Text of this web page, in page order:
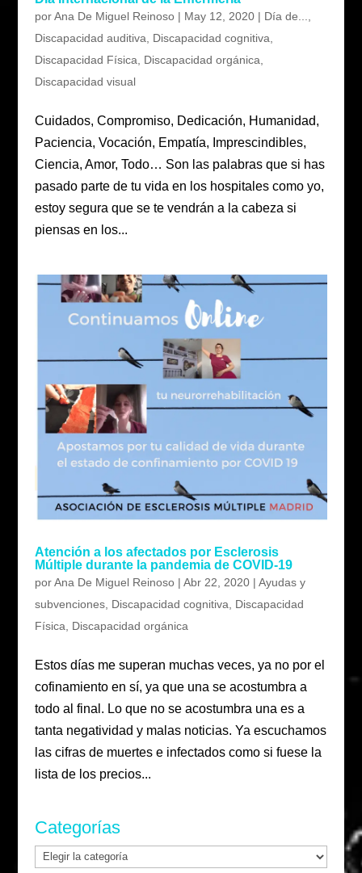
porAna De Miguel Reinoso| May 12, 2020| Día de...
Discapacidad auditiva
Discapacidad cognitiva
Discapacidad Física
Discapacidad orgánica
Discapacidad visual
Cuidados, Compromiso, Dedicación, Humanidad,
Paciencia, Vocación, Empatía, Imprescindibles,
Ciencia, Amor, Todo… Son las palabras que si has
pasado parte de tu vida en los hospitales como yo,
estoy segura que se te vendrán a la cabeza si
piensas en los...
Atención a los afectados por Esclerosis
Múltiple durante la pandemia de COVID-19
porAna De Miguel Reinoso| Abr 22, 2020| Ayudas y
subvenciones, Discapacidad cognitiva
Discapacidad
Física
Discapacidad orgánica
Estos días me superan muchas veces, ya no por el
cofinamiento en sí, ya que una se acostumbra a
todo al final. Lo que no se acostumbra una es a
tanta negatividad y malas noticias. Ya escuchamos
las cifras de muertes e infectados como si fuese la
lista de los precios...
Categorías
Categorías